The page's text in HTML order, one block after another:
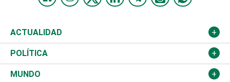
ACTUALIDAD
Nacional
Ciudad
POLÍTICA
Partidos
MUNDO